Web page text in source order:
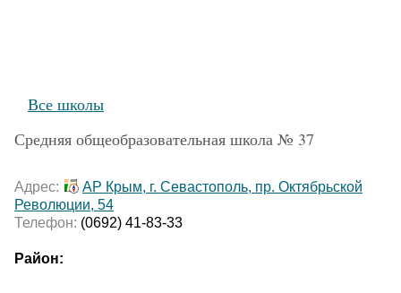
Все школы
Средняя общеобразовательная школа № 37
Адрес:
АР Крым, г. Севастополь, пр. Октябрьской
Революции, 54
Телефон: (0692) 41-83-33
Район: